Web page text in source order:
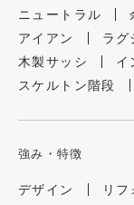
ニュートラル
アイアン
ラグ
木製サッシ
イ
スケルトン階段
強み・特徴
デザイン リフ